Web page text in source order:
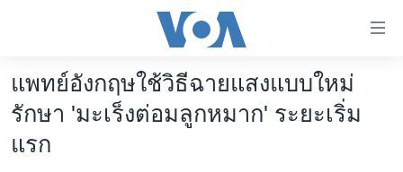
ต่อ
ข้าม
ไป
เนื้อหา
หน้าหลัก
โลก
เอเชีย
แพทย์อังกฤษใช้วิธีฉายแสงแบบใหม่
รักษา 'มะเร็งต่อมลูกหมาก' ระยะเริ่ม
แรก